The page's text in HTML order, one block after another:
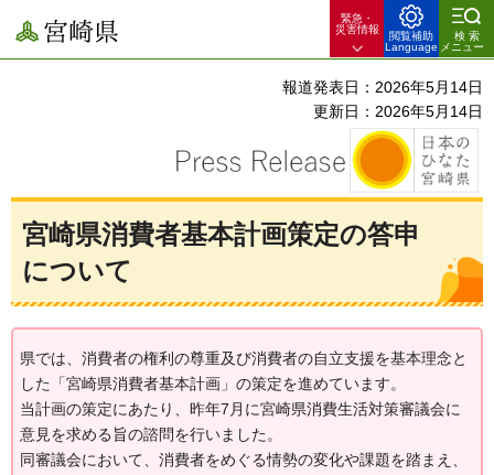
宮崎県
緊急・
災害情報
閲覧補助
Language
検索
メニュー
報道発表日：2026年5月14日
更新日：2026年5月14日
宮崎県消費者基本計画策定の答申
について
県では、消費者の権利の尊重及び消費者の自立支援を基本理念と
した「宮崎県消費者基本計画」の策定を進めています。
当計画の策定にあたり、昨年7月に宮崎県消費生活対策審議会に
意見を求める旨の諮問を行いました。
同審議会において、消費者をめぐる情勢の変化や課題を踏まえ、